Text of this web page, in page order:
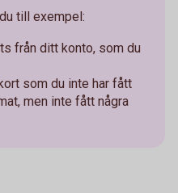
till exempel:
från ditt konto, som du
som du inte har fått
men inte fått några